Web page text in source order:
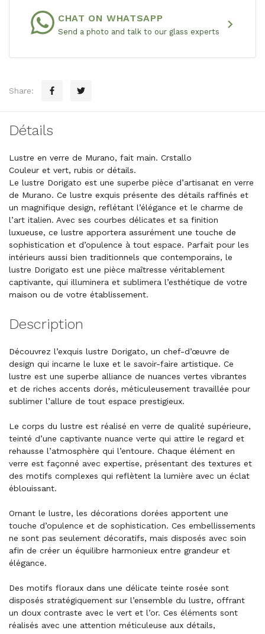
CHAT ON WHATSAPP
Send a photo and talk to our glass experts chevron_right
Share:
Détails
Lustre en verre de Murano, fait main. Crstallo
Couleur et vert, rubis or détails.
Le lustre Dorigato est une superbe pièce d’artisanat en verre
de Murano. Ce lustre exquis présente des détails raffinés et
un magnifique design, reflétant l’élégance et le charme de
l’art italien. Avec ses courbes délicates et sa finition
luxueuse, ce lustre apportera assurément une touche de
sophistication et d’opulence à tout espace. Parfait pour les
intérieurs aussi bien traditionnels que contemporains, le
lustre Dorigato est une pièce maîtresse véritablement
captivante, qui illuminera et sublimera l’esthétique de votre
maison ou de votre établissement.
Description
Découvrez l’exquis lustre Dorigato, un chef-d’œuvre de
design qui incarne le luxe et le savoir-faire artistique. Ce
lustre est une superbe alliance de nuances vertes vibrantes
et de riches accents dorés, méticuleusement travaillée pour
sublimer l’allure de tout espace prestigieux.
Le corps du lustre est réalisé en verre de qualité supérieure,
teinté d’une captivante nuance verte qui attire le regard et
rehausse l’atmosphère qui l’entoure. Chaque élément en
verre est façonné avec expertise, présentant des textures et
des motifs complexes qui reflètent la lumière avec un éclat
éblouissant.
Ornant le lustre, les décorations dorées apportent une
touche d’opulence et de sophistication. Ces embellissements
ne sont pas seulement décoratifs, mais disposés avec soin
afin de créer un équilibre harmonieux entre grandeur et
élégance.
Des motifs floraux dans une délicate teinte rosée sont
disposés stratégiquement sur l’ensemble du lustre, offrant
un doux contraste avec le vert et l’or. Ces éléments sont
réalisés avec une attention méticuleuse aux détails,